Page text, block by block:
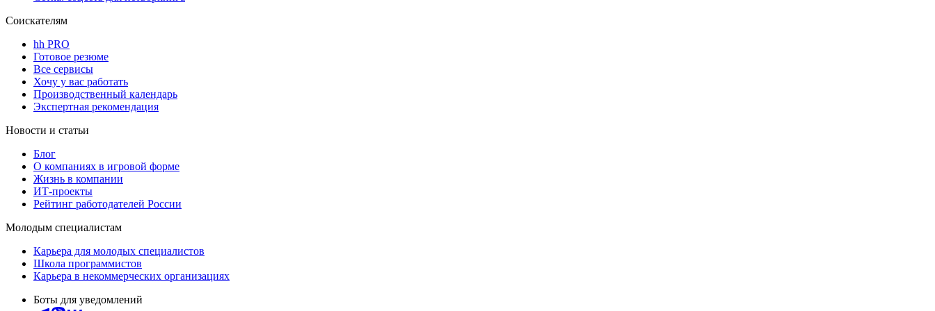
Соискателям
hh PRO
Готовое резюме
Все сервисы
Хочу у вас работать
Производственный календарь
Экспертная рекомендация
Новости и статьи
Блог
О компаниях в игровой форме
Жизнь в компании
ИТ-проекты
Рейтинг работодателей России
Молодым специалистам
Карьера для молодых специалистов
Школа программистов
Карьера в некоммерческих организациях
Боты для уведомлений